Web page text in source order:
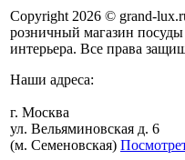
Copyright 2026 © grand-
розничный магазин
интерьера. Все права
Наши адреса:
г. Москва
ул. Вельяминовская д. 6
(м. Семеновская)